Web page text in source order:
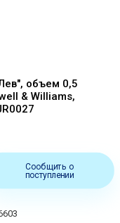
объем 0,5
& Williams,
Сообщить о
поступлении